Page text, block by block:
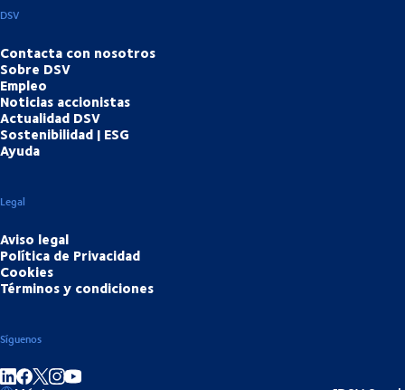
DSV
Contacta con nosotros
Sobre DSV
Empleo
Noticias accionistas
Actualidad DSV
Sostenibilidad | ESG
Ayuda
Legal
Aviso legal
Política de Privacidad
Cookies
Términos y condiciones
Síguenos